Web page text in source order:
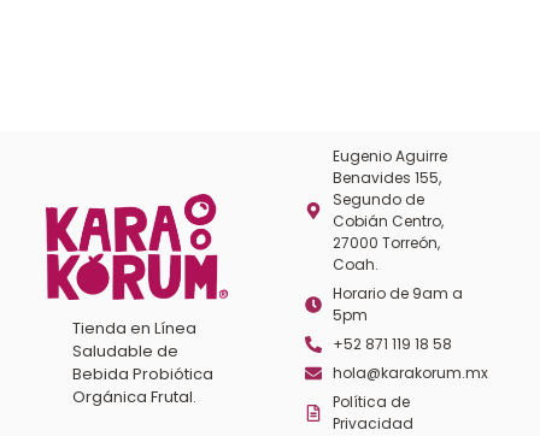
Tienda en Línea
Saludable de
Bebida Probiótica
Orgánica Frutal.
Eugenio Aguirre
Benavides 155,
Segundo de
Cobián Centro,
27000 Torreón,
Coah.
Horario de 9am a
5pm
+52 871 119 18 58
hola@karakorum.mx
Política de
Privacidad